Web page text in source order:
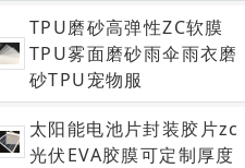
TPU磨砂高弹性ZC软膜
TPU雾面磨砂雨伞雨衣磨
砂TPU宠物服
太阳能电池片封装胶片zc
光伏EVA胶膜可定制厚度